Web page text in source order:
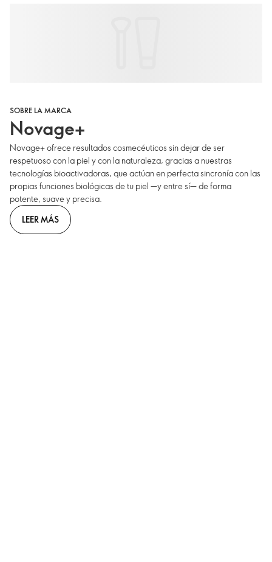
SOBRE LA MARCA
Novage+
Novage+ ofrece resultados cosmecéuticos sin dejar de ser
respetuoso con la piel y con la naturaleza, gracias a nuestras
tecnologías bioactivadoras, que actúan en perfecta sincronía con las
propias funciones biológicas de tu piel —y entre sí— de forma
potente, suave y precisa.
LEER MÁS